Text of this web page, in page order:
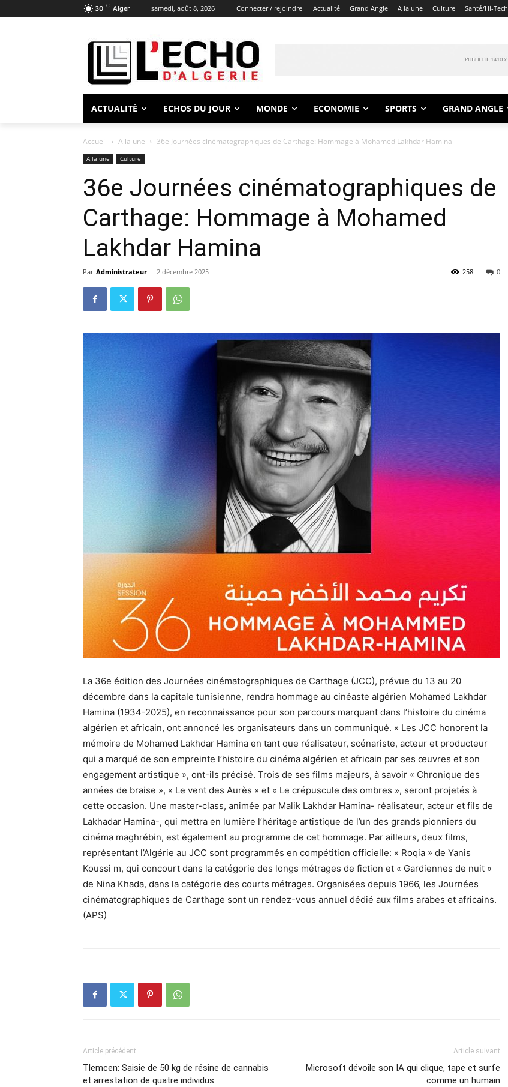
30 C Alger samedi, août 8, 2026 Connecter / rejoindre Actualité Grand Angle A la une Culture Santé/Hi-Tech
ACTUALITÉ ECHOS DU JOUR MONDE ECONOMIE SPORTS GRAND ANGLE
Accueil A la une 36e Journées cinématographiques de Carthage: Hommage à Mohamed Lakhdar Hamina
A la une Culture
36e Journées cinématographiques de
Carthage: Hommage à Mohamed
Lakhdar Hamina
Par Administrateur - 2 décembre 2025 0
258
La 36e édition des Journées cinématographiques de Carthage (JCC), prévue du 13 au 20
décembre dans la capitale tunisienne, rendra hommage au cinéaste algérien Mohamed Lakhdar
Hamina (1934-2025), en reconnaissance pour son parcours marquant dans l’histoire du cinéma
algérien et africain, ont annoncé les organisateurs dans un communiqué. « Les JCC honorent la
mémoire de Mohamed Lakhdar Hamina en tant que réalisateur, scénariste, acteur et producteur
qui a marqué de son empreinte l’histoire du cinéma algérien et africain par ses œuvres et son
engagement artistique », ont-ils précisé. Trois de ses films majeurs, à savoir « Chronique des
années de braise », « Le vent des Aurès » et « Le crépuscule des ombres », seront projetés à
cette occasion. Une master-class, animée par Malik Lakhdar Hamina- réalisateur, acteur et fils de
Lakhadar Hamina-, qui mettra en lumière l’héritage artistique de l’un des grands pionniers du
cinéma maghrébin, est également au programme de cet hommage. Par ailleurs, deux films,
représentant l’Algérie au JCC sont programmés en compétition officielle: « Roqia » de Yanis
Koussi m, qui concourt dans la catégorie des longs métrages de fiction et « Gardiennes de nuit »
de Nina Khada, dans la catégorie des courts métrages. Organisées depuis 1966, les Journées
cinématographiques de Carthage sont un rendez-vous annuel dédié aux films arabes et africains.
(APS)
Article précédent
Tlemcen: Saisie de 50 kg de résine de cannabis
et arrestation de quatre individus
Article suivant
Microsoft dévoile son IA qui clique, tape et surfe
comme un humain